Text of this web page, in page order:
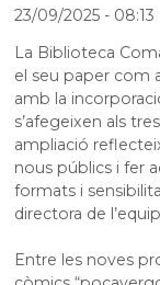
23/09/2025- 08:13
La Biblioteca
el seu paper com
amb la
s’afegeixen als
ampliació
nous públics i fer
formats i
directora de
Entre les noves